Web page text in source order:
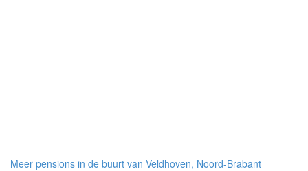
Meer pensions in de buurt van Veldhoven, Noord-Brabant